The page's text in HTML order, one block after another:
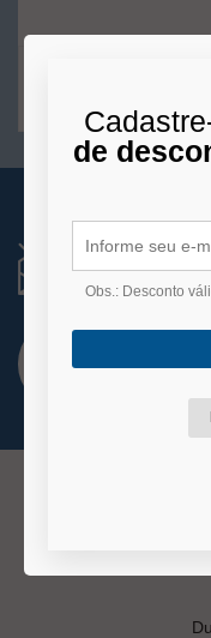
Você está
de
Obs.: Desconto